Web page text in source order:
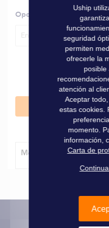
Opciones
Ensaladera Ø 24 cm
Método de entrega
Uship
seguridad
permiten
ofrecerle la
posible
atención al
Aceptar
estas cookies.
momento.
información,
Carta de